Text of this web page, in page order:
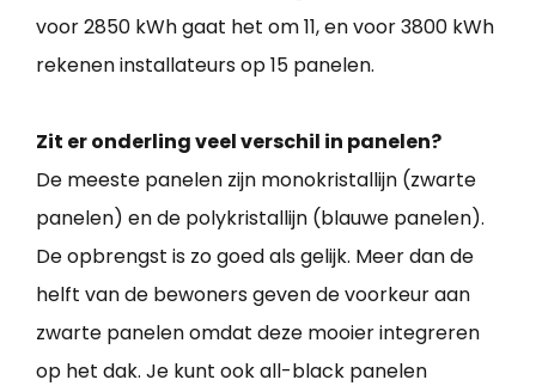
voor 2850 kWh gaat het om 11, en voor 3800 kWh
rekenen installateurs op 15 panelen.
Zit er onderling veel verschil in panelen?
De meeste panelen zijn monokristallijn (zwarte
panelen) en de polykristallijn (blauwe panelen).
De opbrengst is zo goed als gelijk. Meer dan de
helft van de bewoners geven de voorkeur aan
zwarte panelen omdat deze mooier integreren
op het dak. Je kunt ook all-black panelen